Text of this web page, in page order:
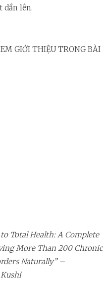
dần lên.
GIỚI THIỆU TRONG BÀI
Total Health: A Complete
More Than 200 Chronic
Naturally” –